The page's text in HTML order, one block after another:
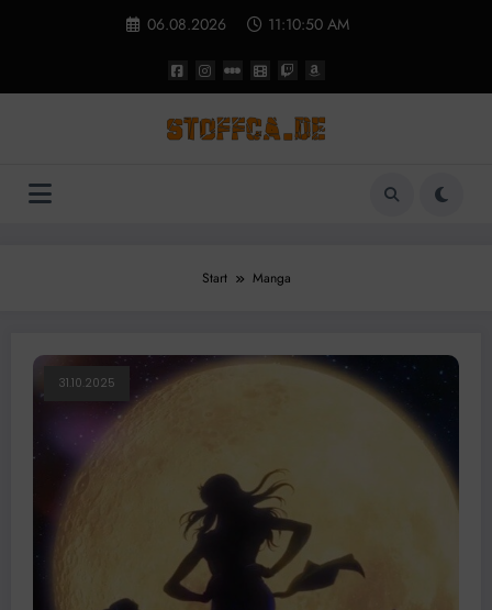
06.08.2026 11:10:50 AM
Start Manga
31.10.2025